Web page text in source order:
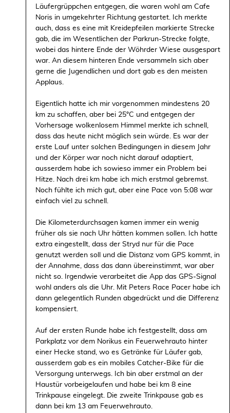
Läufergrüppchen entgegen, die waren wohl am Cafe
Noris in umgekehrter Richtung gestartet. Ich merkte
auch, dass es eine mit Kreidepfeilen markierte Strecke
gab, die im Wesentlichen der Parkrun-Strecke folgte,
wobei das hintere Ende der Wöhrder Wiese ausgespart
war. An diesem hinteren Ende versammeln sich aber
gerne die Jugendlichen und dort gab es den meisten
Applaus.
Eigentlich hatte ich mir vorgenommen mindestens 20
km zu schaffen, aber bei 25°C und entgegen der
Vorhersage wolkenlosem Himmel merkte ich schnell,
dass das heute nicht möglich sein würde. Es war der
erste Lauf unter solchen Bedingungen in diesem Jahr
und der Körper war noch nicht darauf adaptiert,
ausserdem habe ich sowieso immer ein Problem bei
Hitze. Nach drei km habe ich mich erstmal gebremst.
Noch fühlte ich mich gut, aber eine Pace von 5:08 war
einfach viel zu schnell.
Die Kilometerdurchsagen kamen immer ein wenig
früher als sie nach Uhr hätten kommen sollen. Ich hatte
extra eingestellt, dass der Stryd nur für die Pace
genutzt werden soll und die Distanz vom GPS kommt, in
der Annahme, dass das dann übereinstimmt, war aber
nicht so. Irgendwie verarbeitet die App das GPS-Signal
wohl anders als die Uhr. Mit Peters Race Pacer habe ich
dann gelegentlich Runden abgedrückt und die Differenz
kompensiert.
Auf der ersten Runde habe ich festgestellt, dass am
Parkplatz vor dem Norikus ein Feuerwehrauto hinter
einer Hecke stand, wo es Getränke für Läufer gab,
ausserdem gab es ein mobiles Catcher-Bike für die
Versorgung unterwegs. Ich bin aber erstmal an der
Haustür vorbeigelaufen und habe bei km 8 eine
Trinkpause eingelegt. Die zweite Trinkpause gab es
dann bei km 13 am Feuerwehrauto.